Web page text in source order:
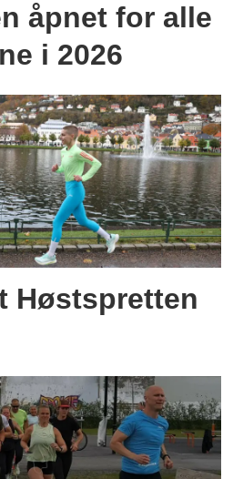
åpnet for alle
i 2026
Høstspretten